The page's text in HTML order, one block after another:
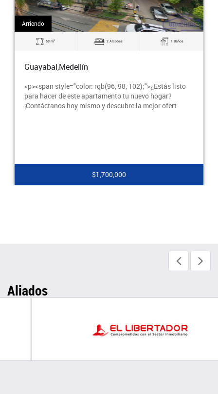
Arriendo
70 m2 3 Alcobas 2 Baños
Guayabal,Medellín
$2,100,000
Aliados